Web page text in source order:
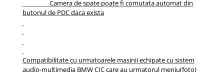
Camera de spate poate fi comutata automat din
butonul de PDC daca exista
Compatibilitate cu urmatoarele masinii echipate cu sistem
audio-multimedia BMW CIC care au urmatorul meniu(foto)